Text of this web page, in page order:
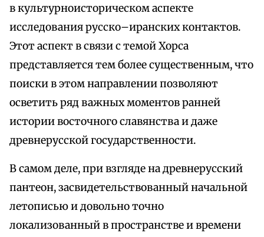
в культурноисторическом аспекте
исследования русско–иранских контактов.
Этот аспект в связи с темой Хорса
представляется тем более существенным, что
поиски в этом направлении позволяют
осветить ряд важных моментов ранней
истории восточного славянства и даже
древнерусской государственности.
В самом деле, при взгляде на древнерусский
пантеон, засвидетельствованный начальной
летописью и довольно точно
локализованный в пространстве и времени